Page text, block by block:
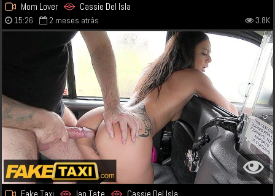
Mom Lover Cassie Del Isla
15:26 2 meses atrás 3.8K
Fake Taxi Ian Tate Cassie Del Isla